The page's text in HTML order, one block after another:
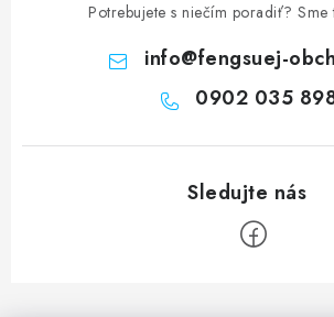
Potrebujete s niečím poradiť? Sme
info@fengsuej-
0902 035